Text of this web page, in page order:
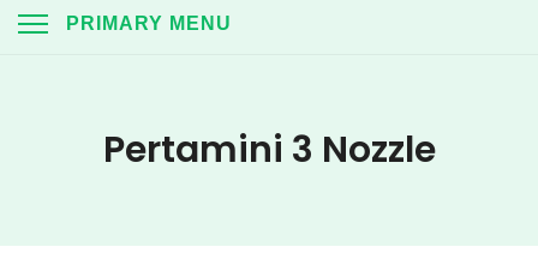
PRIMARY MENU
Pertamini 3 Nozzle